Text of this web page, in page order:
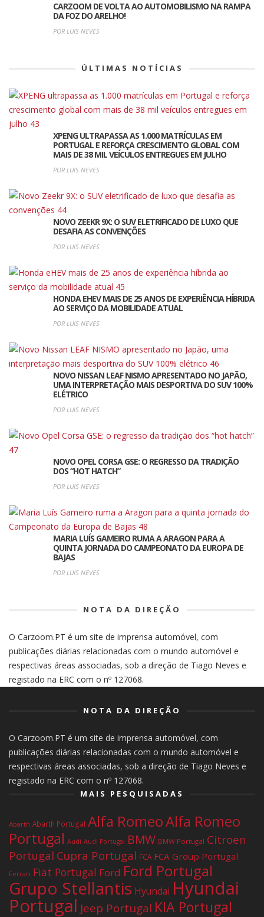
CARZOOM DE VOLTA AO AUTOMOBILISMO NA RAMPA
DA FOZ DO ARELHO!
POR LUIS NEVES
ÚLTIMAS NOTÍCIAS
XPENG ULTRAPASSA AS 1.000 MATRÍCULAS EM
PORTUGAL E REFORÇA CRESCIMENTO GLOBAL COM
MAIS DE 38 MIL VEÍCULOS ENTREGUES EM JULHO
POR LUIS NEVES
NOVO ZEEKR 9X: O SUV ELETRIFICADO DE LUXO QUE
DESAFIA AS CONVENÇÕES
POR LUIS NEVES
HONDA EHEV MAIS DE 25 ANOS DE EXPERIÊNCIA HÍBRIDA
AO SERVIÇO DA MOBILIDADE ATUAL
POR LUIS NEVES
NOVO NISSAN LEAF NISMO APRESENTADO NO JAPÃO,
UMA INTERPRETAÇÃO MAIS DESPORTIVA DO SUV 100%
ELÉTRICO
POR LUIS NEVES
NOVO OPEL CORSA GSE: O REGRESSO DA TRADIÇÃO
DOS “HOT HATCH”
POR LUIS NEVES
MARIA LUÍS GAMEIRO RUMA A ARAGON PARA A
QUINTA JORNADA DO CAMPEONATO DA EUROPA DE
BAJAS
POR LUIS NEVES
NOTA DA DIREÇÃO
O Carzoom.PT é um site de imprensa automóvel, com
publicações diárias relacionadas com o mundo automóvel e
respectivas áreas associadas, sob a direção de Tiago Neves e
registado na ERC com o nº 127068.
NOTA DA DIREÇÃO
O Carzoom.PT é um site de imprensa automóvel, com
publicações diárias relacionadas com o mundo automóvel e
respectivas áreas associadas, sob a direção de Tiago Neves e
registado na ERC com o nº 127068.
MAIS PESQUISADAS
Abarth Abarth Portugal Alfa RomeoAlfa Romeo
Portugal Audi Audi Portugal BMW BMW Portugal Citroen
Portugal Cupra Portugal FCA FCA Group Portugal
Ferrari Fiat Portugal Ford Ford Portugal
Grupo Stellantis Hyundai Hyundai
Portugal Jeep Portugal KIA Portugal